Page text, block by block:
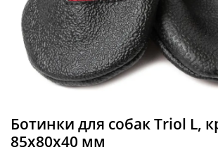
Ботинки для собак Triol L,
85х80х40 мм